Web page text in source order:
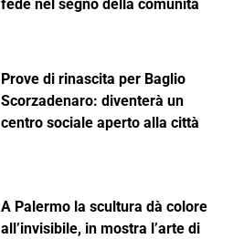
fede nel segno della comunità
Prove di rinascita per Baglio
Scorzadenaro: diventerà un
centro sociale aperto alla città
A Palermo la scultura dà colore
all’invisibile, in mostra l’arte di